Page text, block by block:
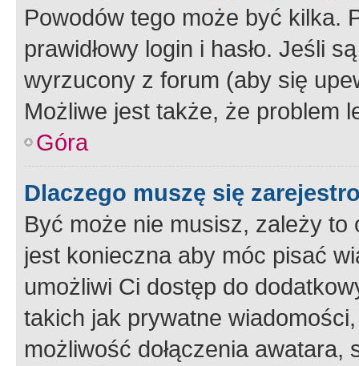
Powodów tego może być kilka.
prawidłowy login i hasło. Jeśli
wyrzucony z forum (aby się
Możliwe jest także, że problem
Góra
Dlaczego muszę się
Być może nie musisz, zależy
jest konieczna aby móc pisać
umożliwi Ci dostęp do
takich jak prywatne
możliwość dołączenia